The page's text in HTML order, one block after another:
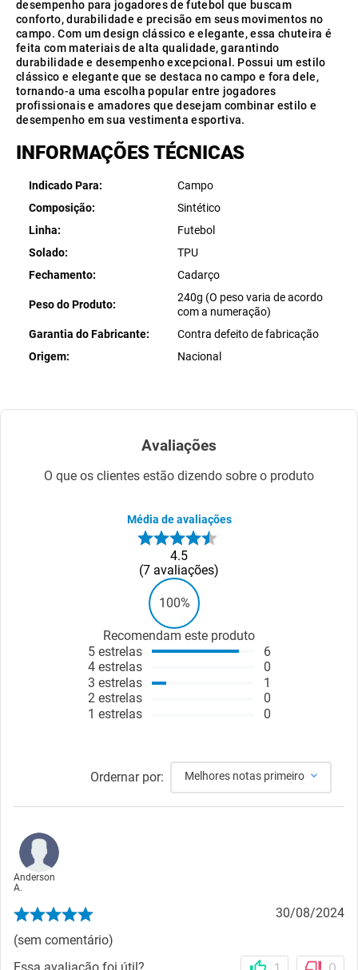
desempenho para jogadores de futebol que buscam
conforto, durabilidade e precisão em seus movimentos no
campo. Com um design clássico e elegante, essa chuteira é
feita com materiais de alta qualidade, garantindo
durabilidade e desempenho excepcional. Possui um estilo
clássico e elegante que se destaca no campo e fora dele,
tornando-a uma escolha popular entre jogadores
profissionais e amadores que desejam combinar estilo e
desempenho em sua vestimenta esportiva.
INFORMAÇÕES TÉCNICAS
Indicado Para
Campo
Composição
Sintético
Linha
Futebol
Solado
TPU
Fechamento
Cadarço
Peso do Produto
240g (O peso varia de acordo
com a numeração)
Garantia do Fabricante
Contra defeito de fabricação
Origem
Nacional
Avaliações
O que os clientes estão dizendo sobre o produto
Média de avaliações
4.5
7 avaliações
100%
Recomendam este produto
5 estrelas
4 estrelas
3 estrelas
2 estrelas
1 estrelas
6
0
1
0
0
Ordernar por: Melhores notas primeiro
Anderson
A.
30/08/2024
(sem comentário)